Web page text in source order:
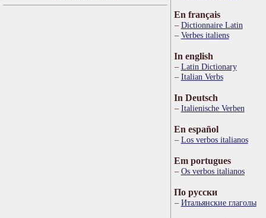
En français
Dictionnaire Latin
Verbes italiens
In english
Latin Dictionary
Italian Verbs
In Deutsch
Italienische Verben
En español
Los verbos italianos
Em portugues
Os verbos italianos
По русски
Итальянские глаголы